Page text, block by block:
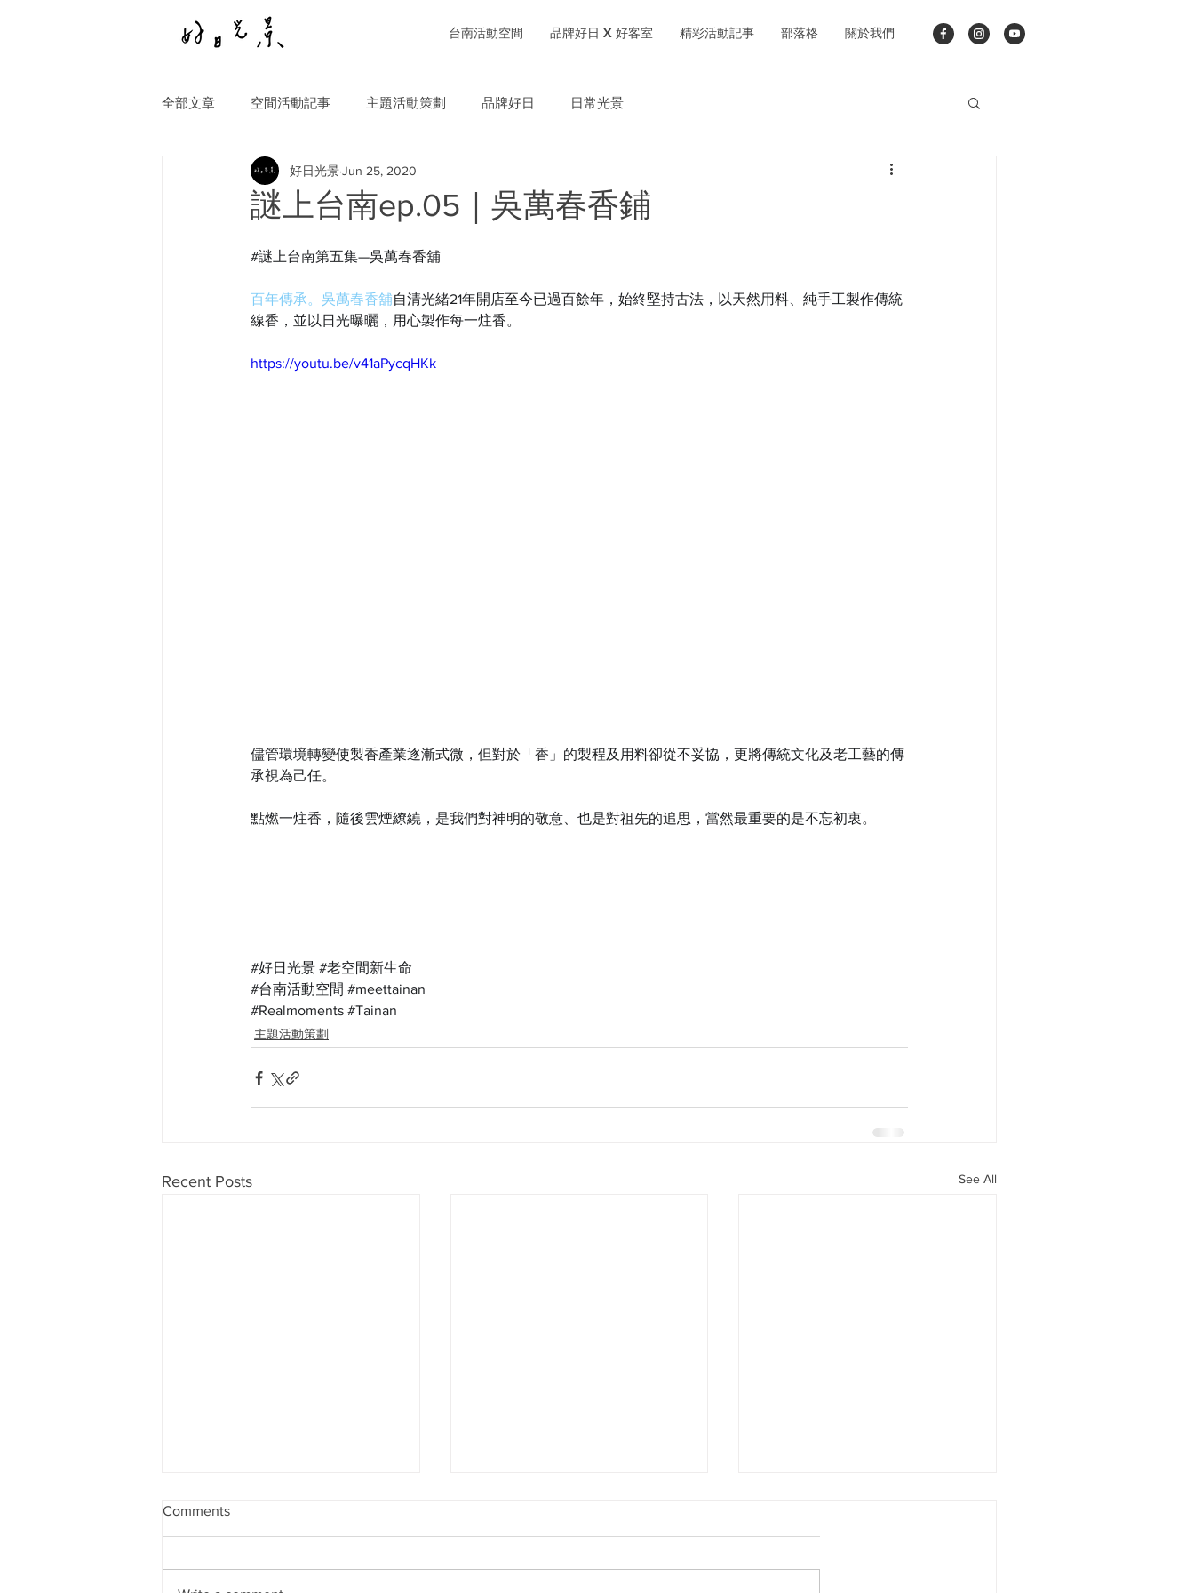
台南活動空間 品牌好日 X 好客室 精彩活動記事 部落格 關於我們
全部文章 空間活動記事 主題活動策劃 品牌好日 日常光景
謎上台南ep.05｜吳萬春香鋪
好日光景Jun 25, 2020
#謎上台南第五集—吳萬春香舖
百年傳承。吳萬春香舖自清光緒21年開店至今已過百餘年，始終堅持古法，以天然用料、純手工製作傳統
線香，並以日光曝曬，用心製作每一炷香。
https://youtu.be/v41aPycqHKk
儘管環境轉變使製香產業逐漸式微，但對於「香」的製程及用料卻從不妥協，更將傳統文化及老工藝的傳
承視為己任。
點燃一炷香，隨後雲煙繚繞，是我們對神明的敬意、也是對祖先的追思，當然最重要的是不忘初衷。
#好日光景 #老空間新生命
#台南活動空間 #meettainan
#Realmoments #Tainan
主題活動策劃
Recent Posts See All
Comments